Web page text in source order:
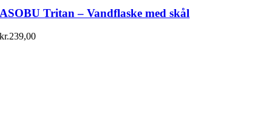
ASOBU Tritan – Vandflaske med skål
kr.239,00